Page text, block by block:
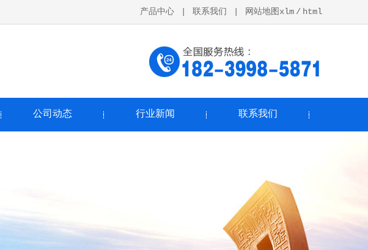
产品中心 联系我们 网站地图xlm / html
公司动态 行业新闻 联系我们